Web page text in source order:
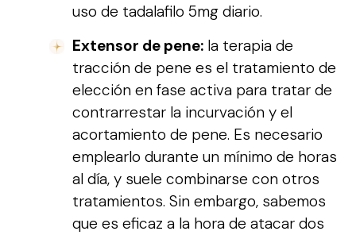
uso de tadalafilo 5mg diario.
Extensor de pene:la terapia de
tracción de pene es el tratamiento de
elección en fase activa para tratar de
contrarrestar la incurvación y el
acortamiento de pene. Es necesario
emplearlo durante un mínimo de horas
al día, y suele combinarse con otros
tratamientos. Sin embargo, sabemos
que es eficaz a la hora de atacar dos